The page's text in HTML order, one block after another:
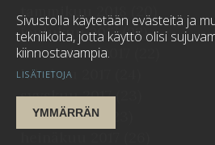
tammikuu 2018
(20)
joulukuu 2017(22)
marraskuu 2017
lokakuu 2017
syyskuu 2017(23)
elokuu 2017
LISÄTIETOJA
Sivustolla käytetään evästeitä ja
tekniikoita, jotta käyttö olisi
kiinnostavampia.
YMMÄRRÄN